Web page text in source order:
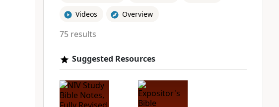
Videos Overview
75 results
Suggested Resources